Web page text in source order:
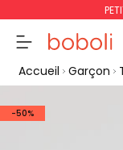
Accueil Garçon
-50%